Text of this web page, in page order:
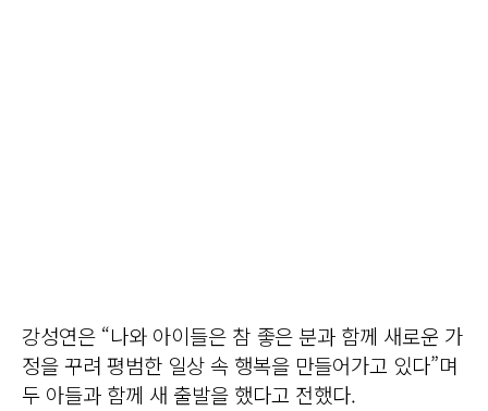
강성연은 “나와 아이들은 참 좋은 분과 함께 새로운 가
정을 꾸려 평범한 일상 속 행복을 만들어가고 있다”며
두 아들과 함께 새 출발을 했다고 전했다.